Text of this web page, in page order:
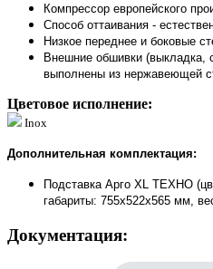
Компрессор европейского
Способ оттаивания -
Низкое переднее и боковые
Внешние обшивки (выкладка,
выполнены из нержавеющей
Цветовое исполнение:
Inox
Дополнительная комплектация:
Подставка Арго XL ТЕХНО
габариты: 755х522х565 мм,
Документация: